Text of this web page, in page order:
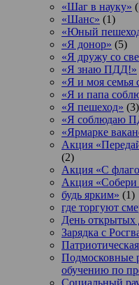
«Шаг в науку»
«Шанс» (1)
«Юный
«Я донор» (5)
«Я дружу со
«Я знаю ПДД!»
«Я и моя
«Я и папа
«Я пешеход» (3)
«Я соблюдаю
«Ярмарке
Акция
(2)
Акция «С
Акция «Собери
будь ярким» (1)
где торгуют
День открытых
Зарядка с
Подмосковные
обучению по
Социальный